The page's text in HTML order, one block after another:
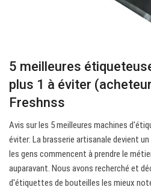
5 meilleures
plus 1 à éviter
Freshnss
Avis sur les 5 meilleures machines
éviter: La brasserie artisanale devient
les gens commencent à prendre le
auparavant. Nous avons recherché et
d'étiquettes de bouteilles les mieux